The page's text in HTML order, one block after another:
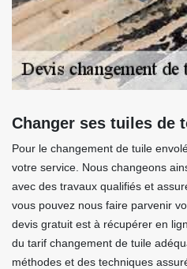
Changer ses tuiles de
Pour le changement de tuile
votre service. Nous changeons
avec des travaux qualifiés et
vous pouvez nous faire parvenir
devis gratuit est à récupérer en
du tarif changement de tuile
méthodes et des techniques